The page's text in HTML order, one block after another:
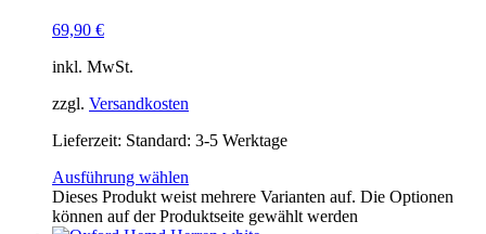
69,90 €
inkl. MwSt.
zzgl. Versandkosten
Lieferzeit: Standard: 3-5 Werktage
Ausführung wählen
Dieses Produkt weist mehrere Varianten auf. Die Optionen
können auf der Produktseite gewählt werden